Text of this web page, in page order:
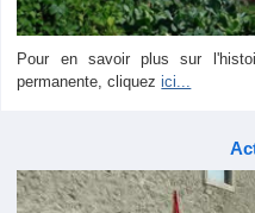
Pour en savoir plus sur
permanente, cliquezici...